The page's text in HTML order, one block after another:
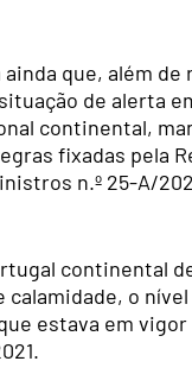
que, além de
de alerta
continental,
fixadas pela
n.º 25-A/
continental
calamidade, o
estava em vigor